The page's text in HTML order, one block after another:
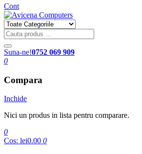
Cont
Suna-ne!0752 069 909
0
Compara
Inchide
Nici un produs in lista pentru comparare.
0
Cos: lei0.00 0